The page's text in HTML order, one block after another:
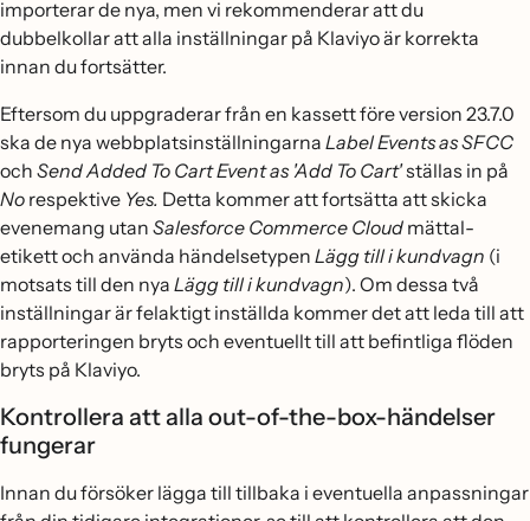
importerar de nya, men vi rekommenderar att du
dubbelkollar att alla inställningar på Klaviyo är korrekta
innan du fortsätter.
Eftersom du uppgraderar från en kassett före version 23.7.0
ska de nya webbplatsinställningarna Label Events as SFCC
och Send Added To Cart Event as 'Add To Cart'ställas in på
No respektive Yes. Detta kommer att fortsätta att skicka
evenemang utan Salesforce Commerce Cloud mättal-
etikett och använda händelsetypen Lägg till i kundvagn (i
motsats till den nya Lägg till i kundvagn). Om dessa två
inställningar är felaktigt inställda kommer det att leda till att
rapporteringen bryts och eventuellt till att befintliga flöden
bryts på Klaviyo.
Kontrollera att alla out-of-the-box-händelser
fungerar
Innan du försöker lägga till tillbaka i eventuella anpassningar